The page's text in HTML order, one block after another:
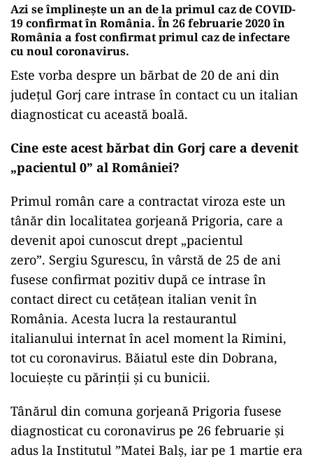
Azi se împlinește un an de la primul caz de COVID-
19 confirmat în România. În 26 februarie 2020 în
România a fost confirmat primul caz de infectare
cu noul coronavirus.
Este vorba despre un bărbat de 20 de ani din
județul Gorj care intrase în contact cu un italian
diagnosticat cu această boală.
Cine este acest bărbat din Gorj care a devenit
„pacientul 0” al României?
ad
Primul român care a contractat viroza este un
tânăr din localitatea gorjeană Prigoria, care a
devenit apoi cunoscut drept „pacientul